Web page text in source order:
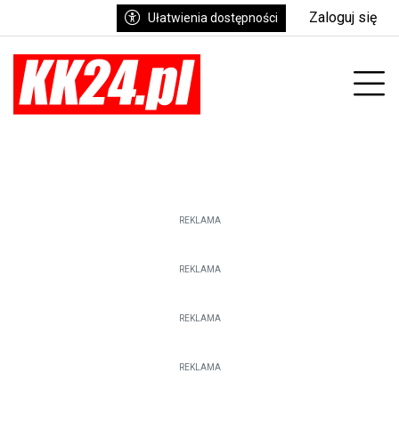
Ułatwienia dostępności Zaloguj się
REKLAMA
REKLAMA
REKLAMA
REKLAMA